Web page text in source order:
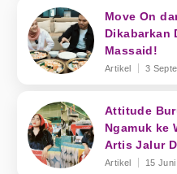
Move On
Dikabarkan
Massaid!
Artikel 3
Attitude
Ngamuk ke
Artis Jalur
Artikel 15